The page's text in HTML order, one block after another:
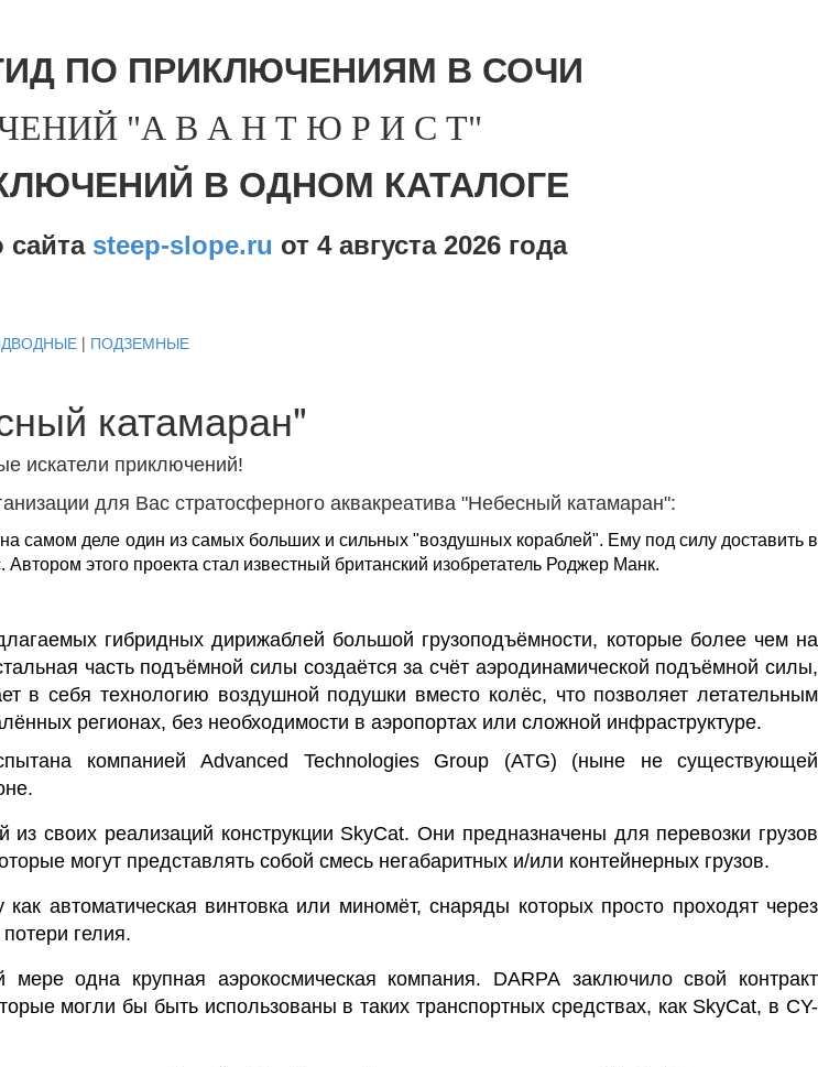
ПО ПРИКЛЮЧЕНИЯМ В СОЧИ
"А В А Н Т Ю Р И С Т"
В ОДНОМ КАТАЛОГЕ
сайта steep-slope.ru от 4 августа 2026 года
| ПОДЗЕМНЫЕ
катамаран"
искатели приключений!
для Вас стратосферного аквакреатива "Небесный катамаран":
самом деле один из самых больших и сильных "воздушных кораблей". Ему под силу доставить в
этого проекта стал известный британский изобретатель Роджер Манк.
гибридных дирижаблей большой грузоподъёмности, которые более чем на
часть подъёмной силы создаётся за счёт аэродинамической подъёмной силы,
в себя технологию воздушной подушки вместо колёс, что позволяет летательным
регионах, без необходимости в аэропортах или сложной инфраструктуре.
компанией Advanced Technologies Group (ATG) (ныне не существующей
.
из своих реализаций конструкции SkyCat. Они предназначены для перевозки грузов
могут представлять собой смесь негабаритных и/или контейнерных грузов.
автоматическая винтовка или миномёт, снаряды которых просто проходят через
гелия.
мере одна крупная аэрокосмическая компания. DARPA заключило свой контракт
могли бы быть использованы в таких транспортных средствах, как SkyCat, в CY-